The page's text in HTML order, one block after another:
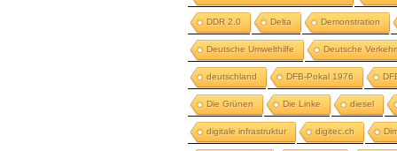
DDR 2.0 Delta Demonstration
Deutsche Umwelthilfe Deutsche
deutschland DFB-Pokal 1976
Die Grünen Die Linke diesel
digitale infrastruktur digitec.ch